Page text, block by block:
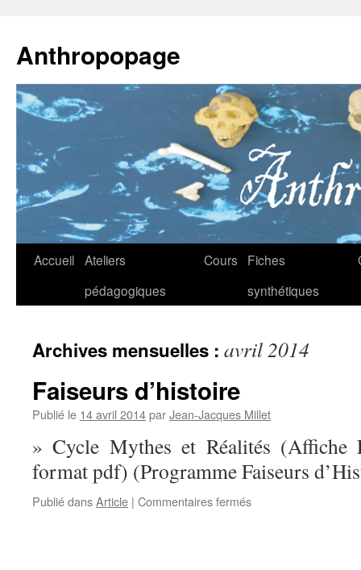
Anthropopage
Aller
Accueil Ateliers
pédagogiques
Cours
Fiches
synthétiques
Archives mensuelles : avril 2014
Faiseurs d’histoire
Publié le 14 avril 2014parJean-Jacques Millet
» Cycle Mythes et Réalités (Affiche
format pdf) (Programme Faiseurs
Publié dansArticle | Commentaires ferméssur